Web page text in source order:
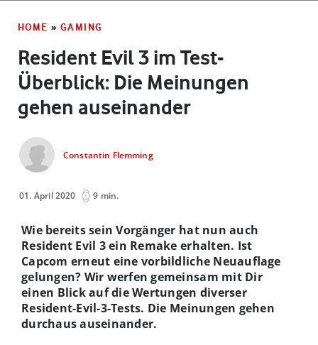
HOME » GAMING
Resident Evil 3 im Test-
Überblick: Die Meinungen
gehen auseinander
Constantin Flemming
01. April 2020 9 min.
Wie bereits sein Vorgänger hat nun auch
Resident Evil 3 ein Remake erhalten. Ist
Capcom erneut eine vorbildliche Neuauflage
gelungen? Wir werfen gemeinsam mit Dir
einen Blick auf die Wertungen diverser
Resident-Evil-3-Tests. Die Meinungen gehen
durchaus auseinander.